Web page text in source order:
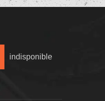
indisponible